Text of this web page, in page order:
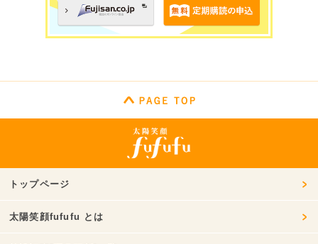
トップページ
太陽笑顔fufufu とは